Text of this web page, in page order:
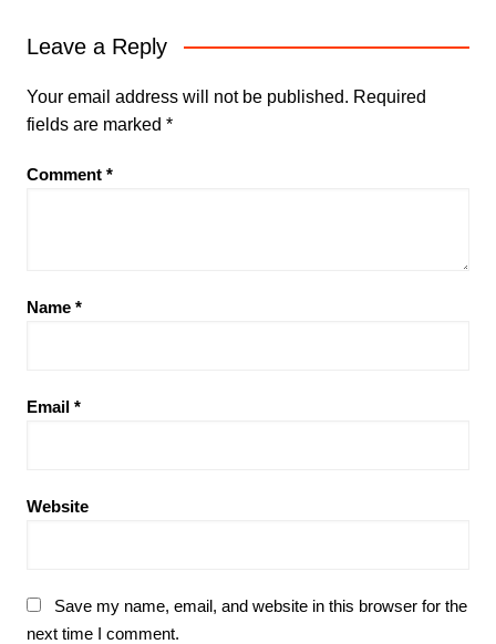
Leave a Reply
Your email address will not be published. Required
fields are marked *
Comment *
Name *
Email *
Website
Save my name, email, and website in this browser for the
next time I comment.